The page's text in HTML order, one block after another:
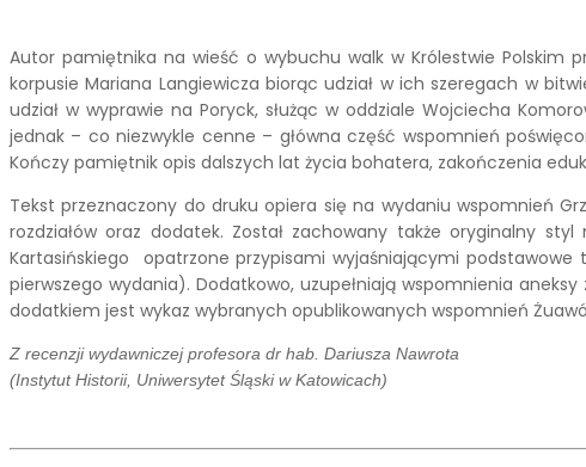
Autor pamiętnika na wieść o wybuchu walk w Królestwie Polskim
korpusie Mariana Langiewicza biorąc udział w ich szeregach w
udział w wyprawie na Poryck, służąc w oddziale Wojciecha
jednak – co niezwykle cenne – główna część wspomnień
Kończy pamiętnik opis dalszych lat życia bohatera, zakończenia
Tekst przeznaczony do druku opiera się na wydaniu wspomnień
rozdziałów oraz dodatek. Został zachowany także oryginalny
Kartasińskiego opatrzone przypisami wyjaśniającymi
pierwszego wydania). Dodatkowo, uzupełniają wspomnienia
dodatkiem jest wykaz wybranych opublikowanych wspomnień
Z recenzji wydawniczej profesora dr hab. Dariusza Nawrota
(Instytut Historii, Uniwersytet Śląski w Katowicach)